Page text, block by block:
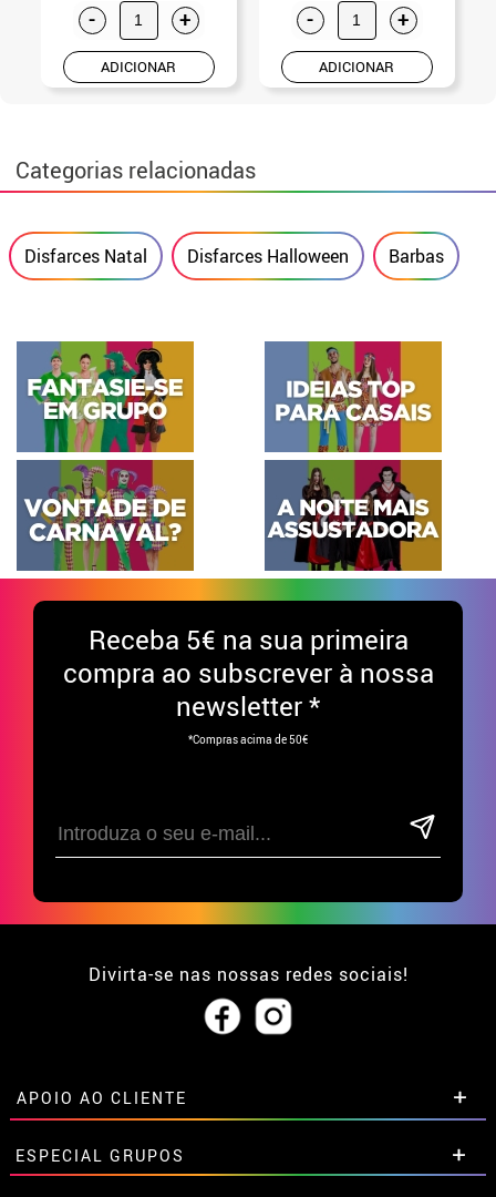
- +
ADICIONAR
- +
ADICIONAR
Categorias relacionadas
Disfarces Natal Disfarces Halloween Barbas
Receba 5€ na sua primeira
compra ao subscrever à nossa
newsletter *
*Compras acima de 50€
Divirta-se nas nossas redes sociais!
APOIO AO CLIENTE
• Sobre nós
• Condições de venda
ESPECIAL GRUPOS